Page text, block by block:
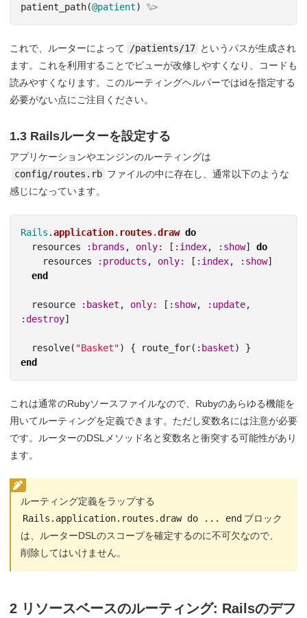
patient_path(@patient) %>
これで、ルーターによって /patients/17 というパスが生成され
ます。これを利用することでビューが改修しやすくなり、コードも
読みやすくなります。このルーティングヘルパーではidを指定する
必要がない点にご注目ください。
1.3 Railsルーターを設定する
アプリケーションやエンジンのルーティングは
config/routes.rb ファイルの中に存在し、通常以下のような
感じになっています。
Rails .application. routes.draw do
resources
:brands , only: [ :index, :show]
do
resources
:products , only: [ :index, :show]
end
resource :basket , only: [ :show, :update,
:destroy]
resolve( "Basket") { route_for( :basket)
}
end
これは通常のRubyソースファイルなので、Rubyのあらゆる機能を
用いてルーティングを定義できます。ただし変数名には注意が必要
です。ルーターのDSLメソッド名と変数名と衝突する可能性があり
ます。
ルーティング定義をラップする
Rails.application.routes.draw do ... end ブロック
は、ルーターDSLのスコープを確定するのに不可欠なので、
削除してはいけません。
2 リソースベースのルーティング: Railsのデフ